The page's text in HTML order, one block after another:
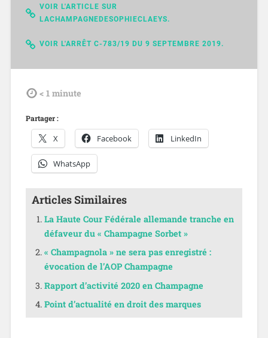
VOIR L'ARTICLE SUR
LACHAMPAGNEDESOPHIECLAEYS.
VOIR L'ARRÊT C-783/19 DU 9 SEPTEMBRE 2019.
tdl < 1 minute
Partager :
X Facebook LinkedIn
WhatsApp
Articles Similaires
La Haute Cour Fédérale allemande tranche en
défaveur du « Champagne Sorbet »
« Champagnola » ne sera pas enregistré :
évocation de l’AOP Champagne
Rapport d’activité 2020 en Champagne
Point d’actualité en droit des marques